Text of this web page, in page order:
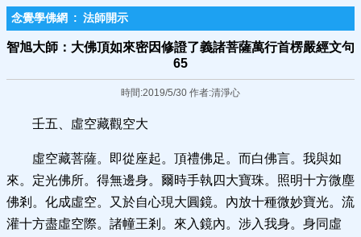
念覺學佛網 : 法師開示
智旭大師：大佛頂如來密因修證了義諸菩薩萬行首楞嚴經文句
65
時間:2019/5/30 作者:清淨心
壬五、虛空藏觀空大
虛空藏菩薩。即從座起。頂禮佛足。而白佛言。我與如
來。定光佛所。得無邊身。爾時手執四大寶珠。照明十方微塵
佛剎。化成虛空。又於自心現大圓鏡。內放十種微妙寶光。流
灌十方盡虛空際。諸幢王剎。來入鏡內。涉入我身。身同虛